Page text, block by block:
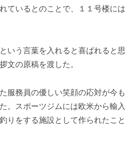
ているとのことで、１１号楼に
いう言葉を入れると喜ばれると
文の原稿を渡した。
服務員の優しい笑顔の応対が今
。スポーツジムには欧米から輸
をする施設として作られたこ